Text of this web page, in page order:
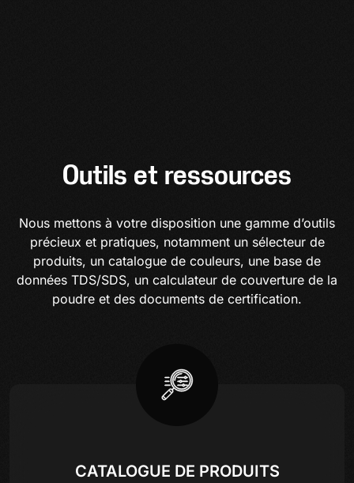
Outils et ressources
Nous mettons à votre disposition une gamme d’outils
précieux et pratiques, notamment un sélecteur de
produits, un catalogue de couleurs, une base de
données TDS/SDS, un calculateur de couverture de la
poudre et des documents de certification.
CATALOGUE DE PRODUITS